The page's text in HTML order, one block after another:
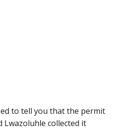
to tell you that the permit
Lwazoluhle collected it